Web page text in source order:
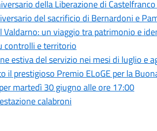
della Liberazione di
del sacrificio di Bernardoni e
Valdarno: un viaggio tra patrimonio e
controlli e territorio
estiva del servizio nei mesi di luglio e
il prestigioso Premio ELoGE per la
martedì 30 giugno alle ore 17:00
calabroni